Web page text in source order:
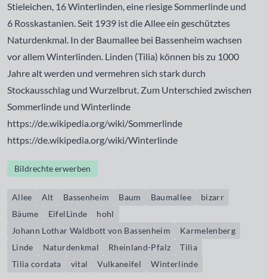
Stieleichen, 16 Winterlinden, eine riesige Sommerlinde und
6 Rosskastanien. Seit 1939 ist die Allee ein geschütztes
Naturdenkmal. In der Baumallee bei Bassenheim wachsen
vor allem Winterlinden. Linden (Tilia) können bis zu 1000
Jahre alt werden und vermehren sich stark durch
Stockausschlag und Wurzelbrut. Zum Unterschied zwischen
Sommerlinde und Winterlinde
https://de.wikipedia.org/wiki/Sommerlinde
https://de.wikipedia.org/wiki/Winterlinde
Bildrechte erwerben
Allee Alt Bassenheim Baum Baumallee
bizarr
Bäume
EifelLinde
hohl
Johann Lothar Waldbott von Bassenheim
Karmelenberg
Linde
Naturdenkmal Rheinland-Pfalz
Tilia
Tilia cordata
vital Vulkaneifel Winterlinde